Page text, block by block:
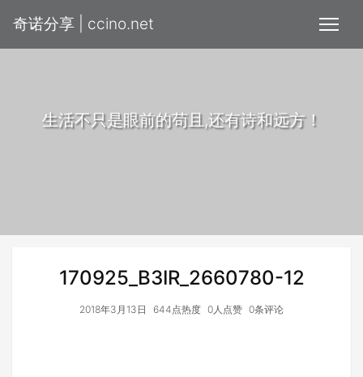
奇诺分享 | ccino.net
生活不只是眼前的苟且,还有诗和远方！
170925_B3IR_2660780-12
2018年3月13日 644点热度 0人点赞 0条评论